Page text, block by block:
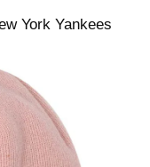
York Yankees